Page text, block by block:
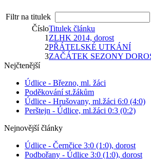
Filtr na titulek
ČísloTitulek článku
1 ZLHK 2014, dorost
2PŘÁTELSKÉ UTKÁNÍ
3ZAČÁTEK SEZONY
Nejčtenější
Údlice - Březno, ml. žáci
Poděkování st.žákům
Údlice - Hrušovany, ml.žáci 6:0 (4:0)
Perštejn - Údlice, ml.žáci 0:3 (0:2)
Nejnovější články
Údlice - Černčice 3:0 (1:0), dorost
Podbořany - Údlice 3:0 (1:0), dorost